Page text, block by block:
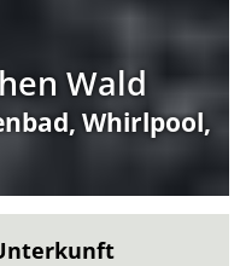
Wald
Whirlpool,